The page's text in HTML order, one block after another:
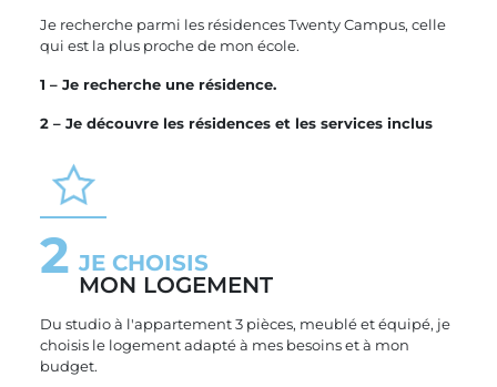
Je recherche parmi les résidences Twenty Campus, celle
qui est la plus proche de mon école.
1 – Je recherche une résidence.
2 – Je découvre les résidences et les services inclus
2 JE CHOISIS
MON LOGEMENT
Du studio à l'appartement 3 pièces, meublé et équipé, je
choisis le logement adapté à mes besoins et à mon
budget.